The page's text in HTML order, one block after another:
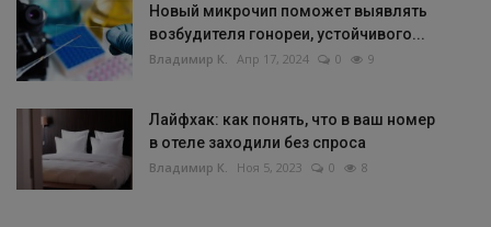
Новый микрочип поможет выявлять
возбудителя гонореи, устойчивого...
Владимир К. Апр 17, 2024 0 9
Лайфхак: как понять, что в ваш номер
в отеле заходили без спроса
Владимир К. Ноя 5, 2023 0 8